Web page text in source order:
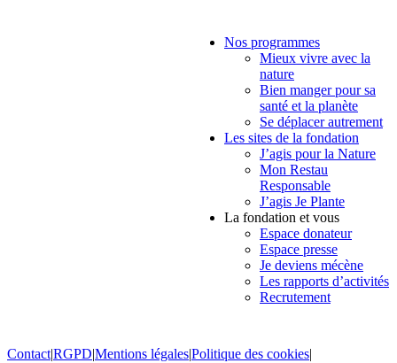
Nos programmes
Mieux vivre avec la
nature
Bien manger pour sa
santé et la planète
Se déplacer autrement
Les sites de la fondation
J’agis pour la Nature
Mon Restau
Responsable
J’agis Je Plante
La fondation et vous
Espace donateur
Espace presse
Je deviens mécène
Les rapports d’activités
Recrutement
Contact|RGPD|Mentions légales|Politique des cookies|